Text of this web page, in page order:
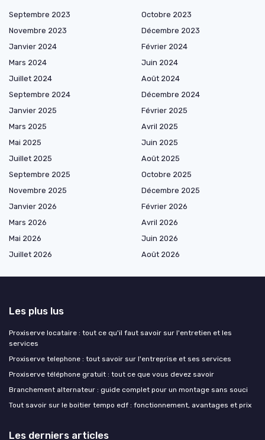
Septembre 2023
Octobre 2023
Novembre 2023
Décembre 2023
Janvier 2024
Février 2024
Mars 2024
Juin 2024
Juillet 2024
Août 2024
Septembre 2024
Décembre 2024
Janvier 2025
Février 2025
Mars 2025
Avril 2025
Mai 2025
Juin 2025
Juillet 2025
Août 2025
Septembre 2025
Octobre 2025
Novembre 2025
Décembre 2025
Janvier 2026
Février 2026
Mars 2026
Avril 2026
Mai 2026
Juin 2026
Juillet 2026
Août 2026
Les plus lus
Proxiserve locataire : tout ce qu'il faut savoir sur l'entretien et les
services
Proxiserve telephone : tout savoir sur l'entreprise et ses services
Proxiserve téléphone gratuit : tout ce que vous devez savoir
Branchement alternateur : guide complet pour un montage sans souci
Tout savoir sur le boitier tempo edf : fonctionnement, avantages et prix
Les derniers articles